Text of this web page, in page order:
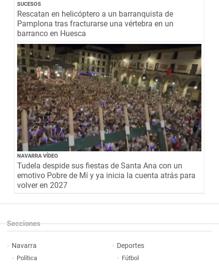
SUCESOS
Rescatan en helicóptero a un barranquista de
Pamplona tras fracturarse una vértebra en un
barranco en Huesca
NAVARRA VÍDEO
Tudela despide sus fiestas de Santa Ana con un
emotivo Pobre de Mí y ya inicia la cuenta atrás para
volver en 2027
Secciones
Navarra
Política
Deportes
Fútbol